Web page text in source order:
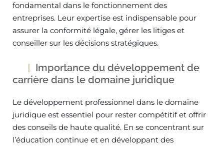
fondamental dans le fonctionnement des
entreprises. Leur expertise est indispensable pour
assurer la conformité légale, gérer les litiges et
conseiller sur les décisions stratégiques.
Importance du développement de
carrière dans le domaine juridique
Le développement professionnel dans le domaine
juridique est essentiel pour rester compétitif et offrir
des conseils de haute qualité. En se concentrant sur
l’éducation continue et en développant des